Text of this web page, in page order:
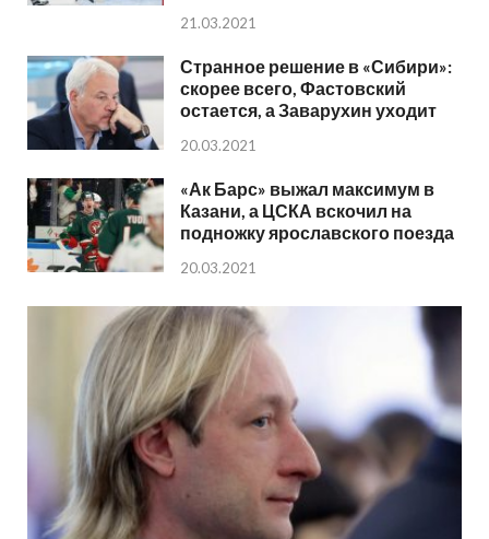
21.03.2021
Странное решение в «Сибири»:
скорее всего, Фастовский
остается, а Заварухин уходит
20.03.2021
«Ак Барс» выжал максимум в
Казани, а ЦСКА вскочил на
подножку ярославского поезда
20.03.2021